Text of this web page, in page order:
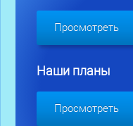
Просмотреть
Наши планы
Просмотреть